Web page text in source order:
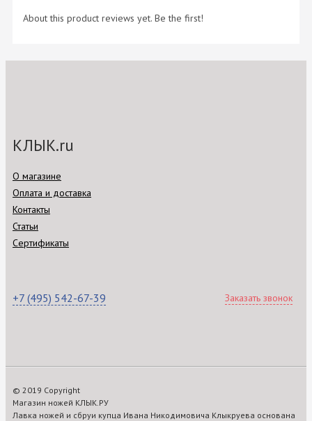
About this product reviews yet. Be the first!
КЛЫК.ru
О магазине
Оплата и доставка
Контакты
Статьи
Сертификаты
+7 (495) 542-67-39 Заказать звонок
© 2019 Copyright
Магазин ножей КЛЫК.РУ
Лавка ножей и сбруи купца Ивана Никодимовича Клыкруева основана